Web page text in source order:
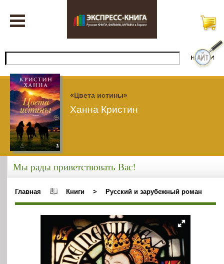
«Цвета истины»
Ханна Кристин
Мы рады приветствовать Вас!
Главная Книги > Русский и зарубежный роман